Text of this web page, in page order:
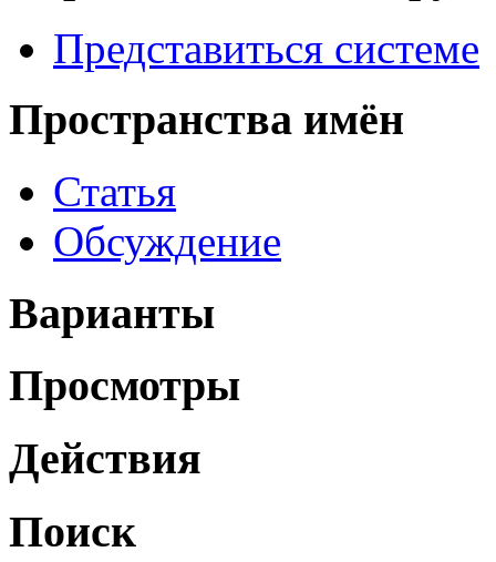
Представиться системе
Пространства имён
Статья
Обсуждение
Варианты
Просмотры
Действия
Поиск